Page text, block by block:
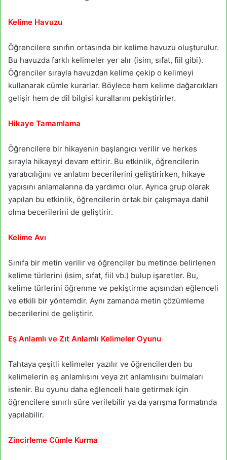
Kelime Havuzu
Öğrencilere sınıfın ortasında bir kelime havuzu oluşturulur.
Bu havuzda farklı kelimeler yer alır (isim, sıfat, fiil gibi).
Öğrenciler sırayla havuzdan kelime çekip o kelimeyi
kullanarak cümle kurarlar. Böylece hem kelime dağarcıkları
gelişir hem de dil bilgisi kurallarını pekiştirirler.
Hikaye Tamamlama
Öğrencilere bir hikayenin başlangıcı verilir ve herkes
sırayla hikayeyi devam ettirir. Bu etkinlik, öğrencilerin
yaratıcılığını ve anlatım becerilerini geliştirirken, hikaye
yapısını anlamalarına da yardımcı olur. Ayrıca grup olarak
yapılan bu etkinlik, öğrencilerin ortak bir çalışmaya dahil
olma becerilerini de geliştirir.
Kelime Avı
Sınıfa bir metin verilir ve öğrenciler bu metinde belirlenen
kelime türlerini (isim, sıfat, fiil vb.) bulup işaretler. Bu,
kelime türlerini öğrenme ve pekiştirme açısından eğlenceli
ve etkili bir yöntemdir. Aynı zamanda metin çözümleme
becerilerini de geliştirir.
Eş Anlamlı ve Zıt Anlamlı Kelimeler Oyunu
Tahtaya çeşitli kelimeler yazılır ve öğrencilerden bu
kelimelerin eş anlamlısını veya zıt anlamlısını bulmaları
istenir. Bu oyunu daha eğlenceli hale getirmek için
öğrencilere sınırlı süre verilebilir ya da yarışma formatında
yapılabilir.
Zincirleme Cümle Kurma